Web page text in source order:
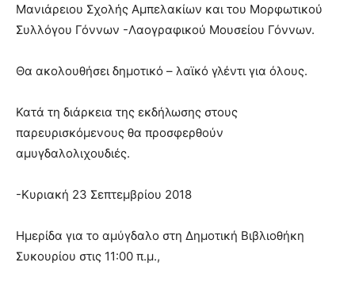
Μανιάρειου Σχολής Αμπελακίων και του Μορφωτικού
Συλλόγου Γόννων -Λαογραφικού Μουσείου Γόννων.
Θα ακολουθήσει δημοτικό – λαϊκό γλέντι για όλους.
Κατά τη διάρκεια της εκδήλωσης στους
παρευρισκόμενους θα προσφερθούν
αμυγδαλολιχουδιές.
-Κυριακή 23 Σεπτεμβρίου 2018
Ημερίδα για το αμύγδαλο στη Δημοτική Βιβλιοθήκη
Συκουρίου στις 11:00 π.μ.,